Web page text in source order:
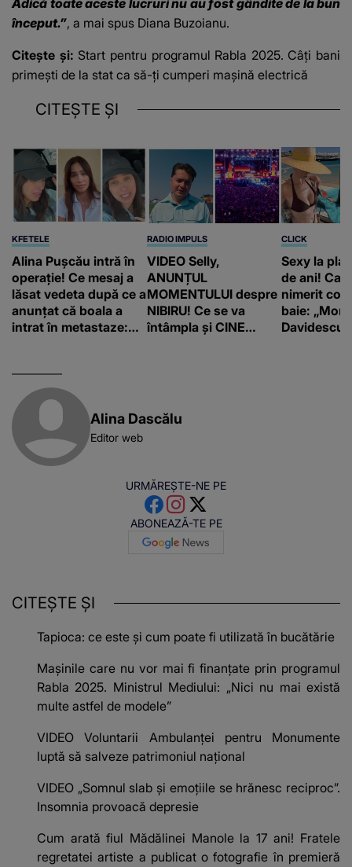
Adică toate aceste lucruri nu au fost gândite de la bun
început.”, a mai spus Diana Buzoianu.
Citește și: Start pentru programul Rabla 2025. Câți bani
primești de la stat ca să-ți cumperi mașină electrică
CITEȘTE ȘI
KFETELE
Alina Pușcău intră în
operație! Ce mesaj a
lăsat vedeta după ce a
anunțat că boala a
intrat în metastaze:
RADIO IMPULS
VIDEO Selly,
ANUNȚUL
MOMENTULUI despre
NIBIRU! Ce se va
întâmpla și CINE
CLICK
Sexy la
de ani!
nimerit
baie:
Davidescu
Alina Dascălu
Editor web
URMĂREȘTE-NE PE
ABONEAZĂ-TE PE
CITEȘTE ȘI
Tapioca: ce este și cum poate fi utilizată în bucătărie
Mașinile care nu vor mai fi finanțate prin programul
Rabla 2025. Ministrul Mediului: „Nici nu mai există
multe astfel de modele”
VIDEO Voluntarii Ambulanței pentru Monumente
luptă să salveze patrimoniul național
VIDEO „Somnul slab și emoțiile se hrănesc reciproc”.
Insomnia provoacă depresie
Cum arată fiul Mădălinei Manole la 17 ani! Fratele
regretatei artiste a publicat o fotografie în premieră